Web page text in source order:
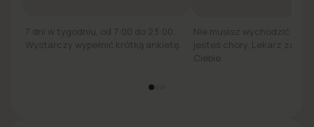
7 dni w tygodniu, od 7:00 do 23:00.
Wystarczy wypełnić krótką ankietę.
Nie musisz wychodzić z
jesteś chory. Lekarz
Ciebie.